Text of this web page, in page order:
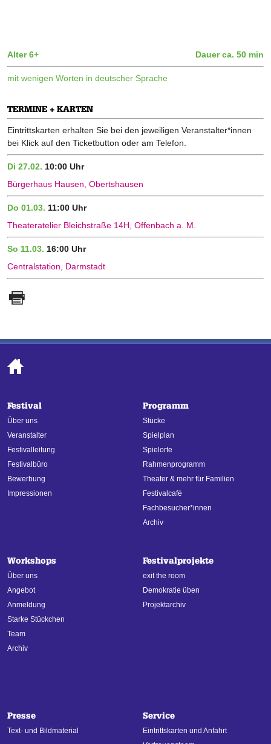
Alter 6+ Dauer ca. 50 min
mit wenigen Worten in deutscher Sprache
TERMINE + KARTEN
Eintrittskarten erhalten Sie bei den jeweiligen Veranstalter*innen
bei Klick auf den Ticketbutton oder am Telefon.
Di 27.02. 10:00 Uhr
Bürgerhaus Hausen, Obertshausen
Do 01.03. 11:00 Uhr
Theateratelier Bleichstraße 14H, Offenbach a. M.
So 11.03. 16:00 Uhr
Centralstation, Darmstadt
Festival
Über uns
Veranstalter
Festivalleitung
Festivalbüro
Bewerbung
Impressionen
Programm
Stücke
Spielplan
Spielorte
Rahmenprogramm
Theater & mehr für Familien
Festivalcafé
Fachbesucher*innen
Archiv
Workshops
Über uns
Angebot
Anmeldung
Starke Stückchen
Team
Archiv
Festivalprojekte
exit the room
Demokratie üben
Projektarchiv
Presse
Text- und Bildmaterial
Service
Eintrittskarten und Anfahrt